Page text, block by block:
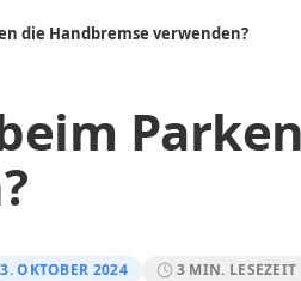
die Handbremse verwenden?
3. OKTOBER 2024 3 MIN. LESEZEIT